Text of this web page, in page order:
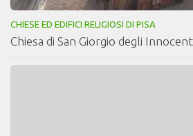
CHIESE ED EDIFICI RELIGIOSI DI PISA
Chiesa di San Giorgio degli